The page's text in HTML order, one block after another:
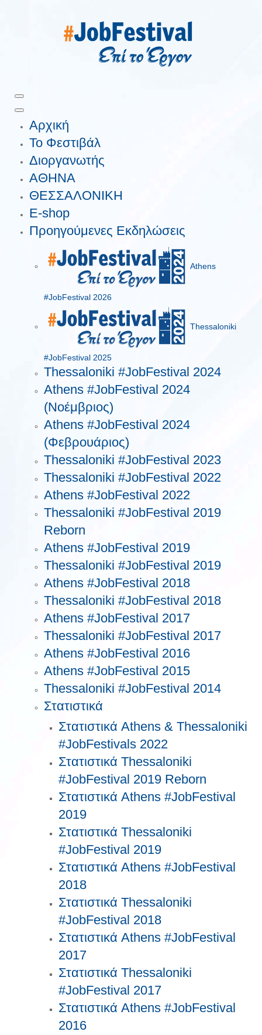
Αρχική
Το Φεστιβάλ
Διοργανωτής
ΑΘΗΝΑ
ΘΕΣΣΑΛΟΝΙΚΗ
E-shop
Προηγούμενες Εκδηλώσεις
Athens
#JobFestival 2026
Thessaloniki
#JobFestival 2025
Thessaloniki #JobFestival 2024
Athens #JobFestival 2024
(Νοέμβριος)
Athens #JobFestival 2024
(Φεβρουάριος)
Thessaloniki #JobFestival 2023
Thessaloniki #JobFestival 2022
Athens #JobFestival 2022
Thessaloniki #JobFestival 2019
Reborn
Athens #JobFestival 2019
Thessaloniki #JobFestival 2019
Athens #JobFestival 2018
Thessaloniki #JobFestival 2018
Athens #JobFestival 2017
Τhessaloniki #JobFestival 2017
Athens #JobFestival 2016
Athens #JobFestival 2015
Thessaloniki #JobFestival 2014
Στατιστικά
Στατιστικά Athens & Thessaloniki
#JobFestivals 2022
Στατιστικά Thessaloniki
#JobFestival 2019 Reborn
Στατιστικά Athens #JobFestival
2019
Στατιστικά Thessaloniki
#JobFestival 2019
Στατιστικά Athens #JobFestival
2018
Στατιστικά Thessaloniki
#JobFestival 2018
Στατιστικά Athens #JobFestival
2017
Στατιστικά Thessaloniki
#JobFestival 2017
Στατιστικά Athens #JobFestival
2016